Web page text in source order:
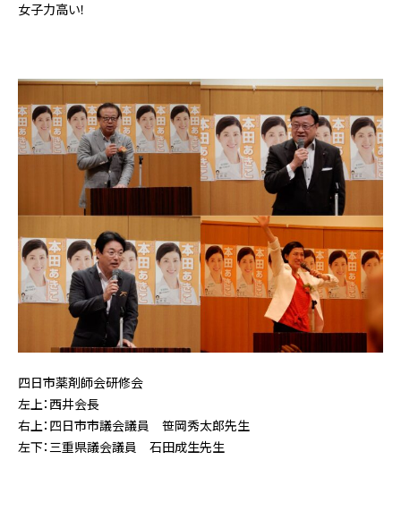
女子力高い！
四日市薬剤師会研修会
左上：西井会長
右上：四日市市議会議員 笹岡秀太郎先生
左下：三重県議会議員 石田成生先生